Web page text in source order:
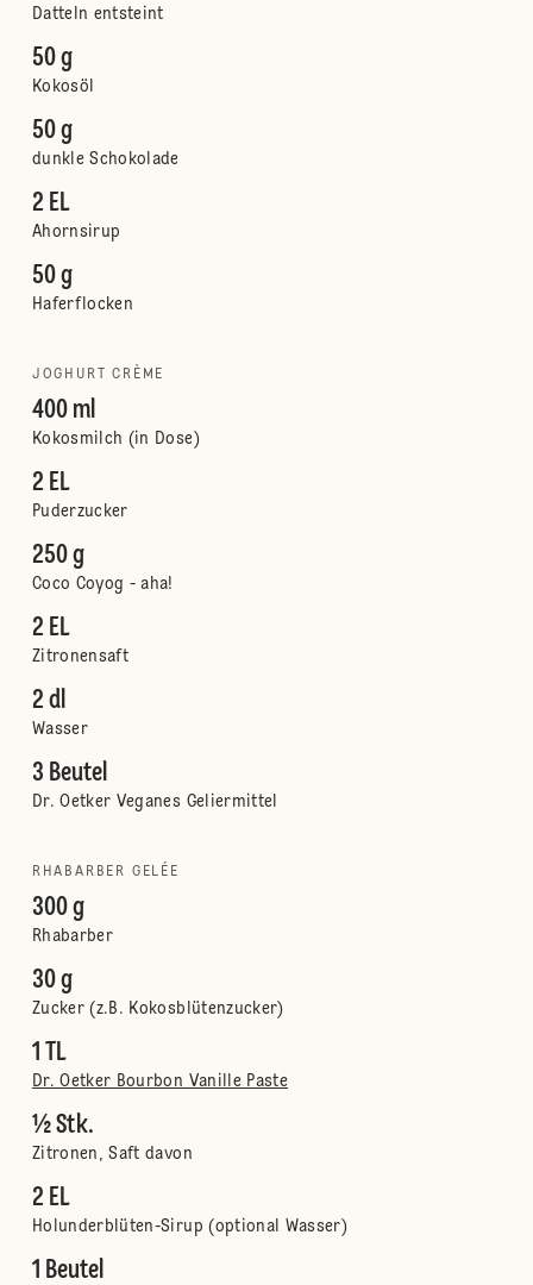
Datteln entsteint
50 g
Kokosöl
50 g
dunkle Schokolade
2 EL
Ahornsirup
50 g
Haferflocken
JOGHURT CRÈME
400 ml
Kokosmilch (in Dose)
2 EL
Puderzucker
250 g
Coco Coyog - aha!
2 EL
Zitronensaft
2 dl
Wasser
3 Beutel
Dr. Oetker Veganes Geliermittel
RHABARBER GELÉE
300 g
Rhabarber
30 g
Zucker (z.B. Kokosblütenzucker)
1 TL
Dr. Oetker Bourbon Vanille Paste
½ Stk.
Zitronen, Saft davon
2 EL
Holunderblüten-Sirup (optional Wasser)
1 Beutel